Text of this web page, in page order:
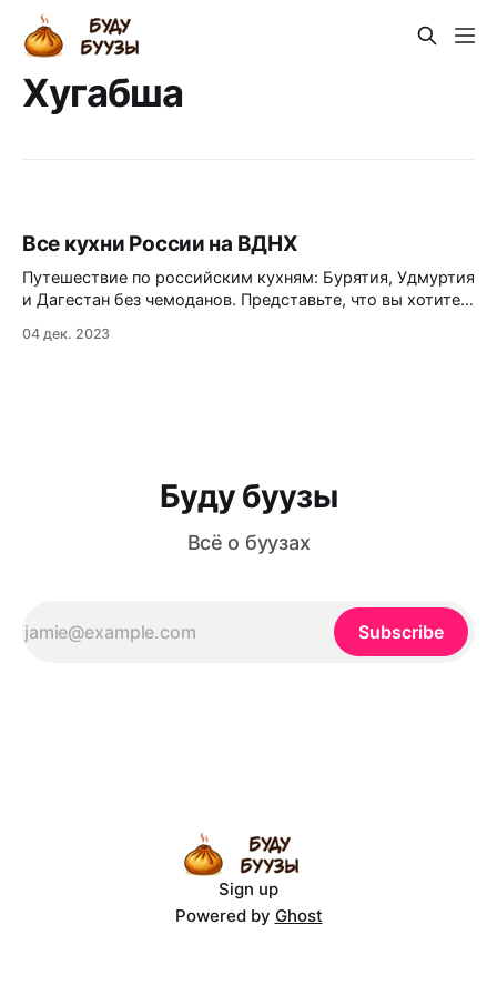
Хугабша
Все кухни России на ВДНХ
Путешествие по российским кухням: Бурятия, Удмуртия
и Дагестан без чемоданов. Представьте, что вы хотите
Москва зовёт своими пробками и снегом. Зачем лететь
04 дек. 2023
Буду буузы
Всё о буузах
Subscribe
Sign up
Powered by Ghost